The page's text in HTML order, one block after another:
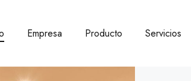
Empresa Producto Servicios